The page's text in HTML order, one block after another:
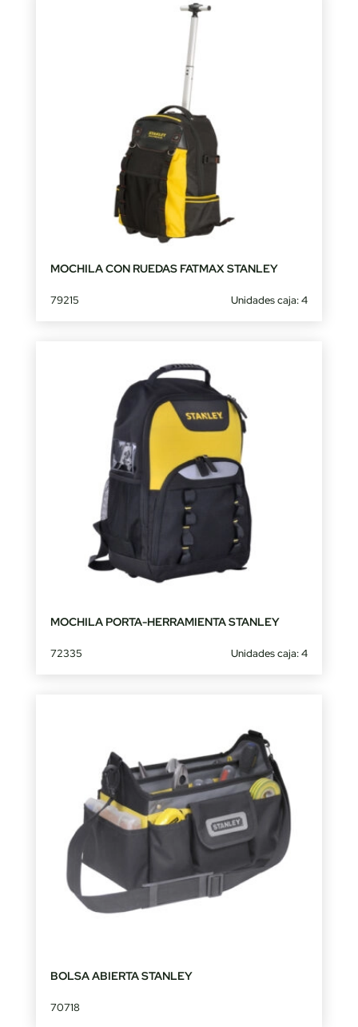
MOCHILA CON RUEDAS FATMAX STANLEY
79215 Unidades caja: 4
MOCHILA PORTA-HERRAMIENTA STANLEY
72335 Unidades caja: 4
BOLSA ABIERTA STANLEY
70718